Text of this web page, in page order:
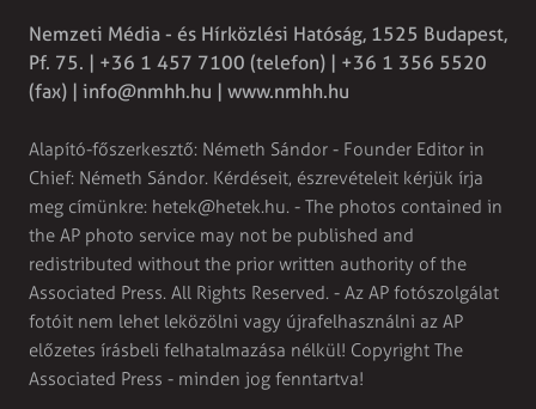
Nemzeti Média - és Hírközlési Hatóság, 1525 Budapest,
Pf. 75. | +36 1 457 7100 (telefon) | +36 1 356 5520
(fax) | info@nmhh.hu | www.nmhh.hu
Alapító-főszerkesztő: Németh Sándor - Founder Editor in
Chief: Németh Sándor. Kérdéseit, észrevételeit kérjük írja
meg címünkre: hetek@hetek.hu. - The photos contained in
the AP photo service may not be published and
redistributed without the prior written authority of the
Associated Press. All Rights Reserved. - Az AP fotószolgálat
fotóit nem lehet leközölni vagy újrafelhasználni az AP
előzetes írásbeli felhatalmazása nélkül! Copyright The
Associated Press - minden jog fenntartva!